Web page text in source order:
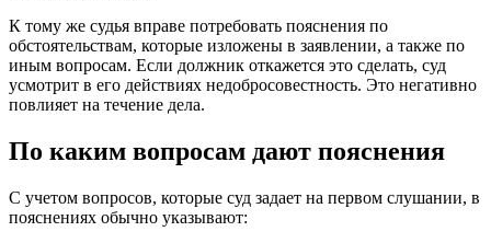
К тому же судья вправе потребовать пояснения по
обстоятельствам, которые изложены в заявлении, а также по
иным вопросам. Если должник откажется это сделать, суд
усмотрит в его действиях недобросовестность. Это негативно
повлияет на течение дела.
По каким вопросам дают пояснения
С учетом вопросов, которые суд задает на первом слушании, в
пояснениях обычно указывают: